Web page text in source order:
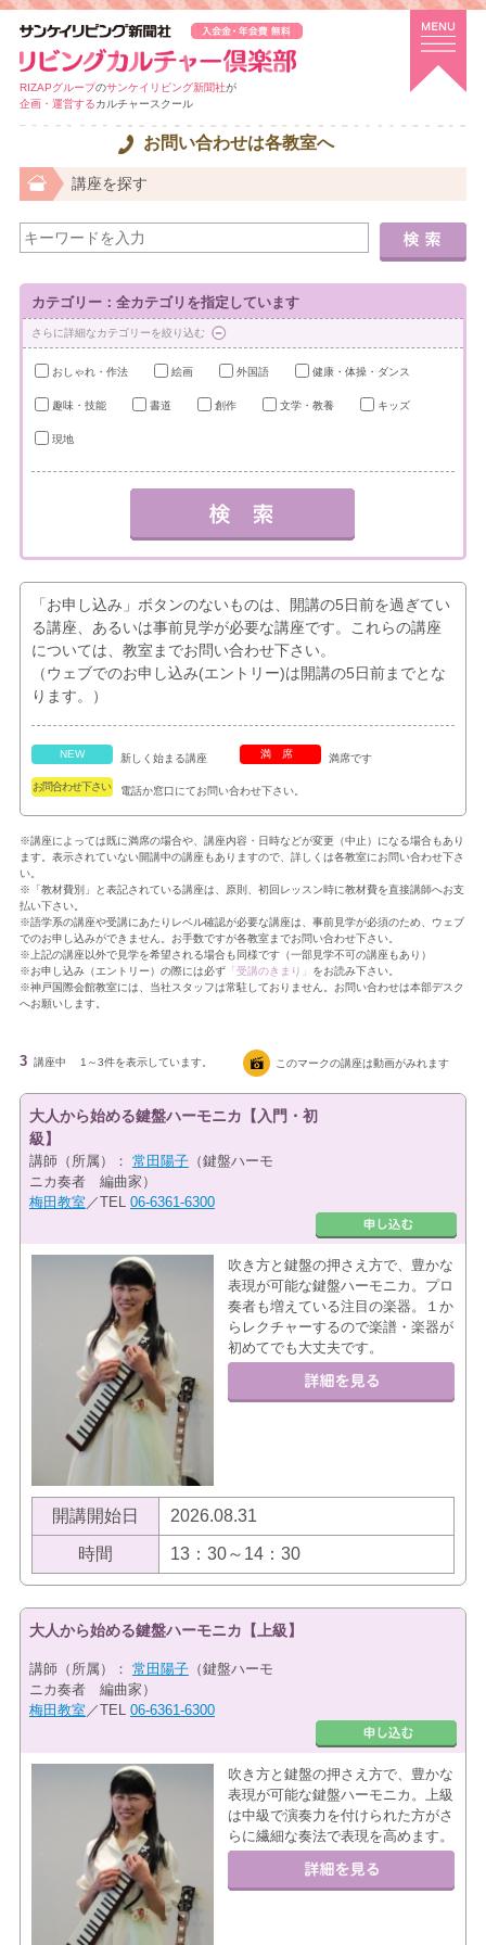
RIZAPグループのサンケイリビング新聞社が
企画・運営するカルチャースクール
お問い合わせは各教室へ
講座を探す
カテゴリー：全カテゴリを指定しています
さらに詳細なカテゴリーを絞り込む
おしゃれ・作法 絵画 外国語 健康・体操・ダンス
趣味・技能 書道 創作 文学・教養 キッズ
現地
「お申し込み」ボタンのないものは、開講の5日前を過ぎてい
る講座、あるいは事前見学が必要な講座です。これらの講座
については、教室までお問い合わせ下さい。
（ウェブでのお申し込み(エントリー)は開講の5日前までとな
ります。）
NEW 新しく始まる講座 満席 満席です
お問合わせ下さい 電話か窓口にてお問い合わせ下さい。
※講座によっては既に満席の場合や、講座内容・日時などが変更（中止）になる場合もあり
ます。表示されていない開講中の講座もありますので、詳しくは各教室にお問い合わせ下さ
い。
※「教材費別」と表記されている講座は、原則、初回レッスン時に教材費を直接講師へお支
払い下さい。
※語学系の講座や受講にあたりレベル確認が必要な講座は、事前見学が必須のため、ウェブ
でのお申し込みができません。お手数ですが各教室までお問い合わせ下さい。
※上記の講座以外で見学を希望される場合も同様です（一部見学不可の講座もあり）
※お申し込み（エントリー）の際には必ず「受講のきまり」 をお読み下さい。
※神戸国際会館教室には、当社スタッフは常駐しておりません。お問い合わせは本部デスク
へお願いします。
3 講座中 1～3件を表示しています。 このマークの講座は動画がみれます
大人から始める鍵盤ハーモニカ【入門・初
級】
講師（所属）： 常田陽子（鍵盤ハーモ
ニカ奏者 編曲家）
梅田教室 ／TEL 06-6361-6300
吹き方と鍵盤の押さえ方で、豊かな
表現が可能な鍵盤ハーモニカ。プロ
奏者も増えている注目の楽器。１か
らレクチャーするので楽譜・楽器が
初めてでも大丈夫です。
開講開始日 2026.08.31
時間 13：30～14：30
大人から始める鍵盤ハーモニカ【上級】
講師（所属）： 常田陽子（鍵盤ハーモ
ニカ奏者 編曲家）
梅田教室 ／TEL 06-6361-6300
吹き方と鍵盤の押さえ方で、豊かな
表現が可能な鍵盤ハーモニカ。上級
は中級で演奏力を付けられた方がさ
らに繊細な奏法で表現を高めます。